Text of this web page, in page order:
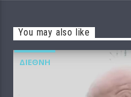
You may also like
ΔΙΕΘΝΉ